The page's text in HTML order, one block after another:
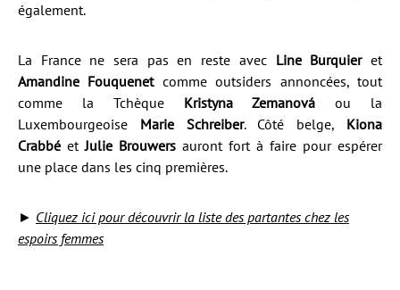
également.
La France ne sera pas en reste avec Line Burquieret
Amandine Fouquenet comme outsiders annoncées, tout
comme la Tchèque Kristyna Zemanová ou la
Luxembourgeoise Marie Schreiber. Côté belge, Kiona
Crabbé etJulie Brouwers auront fort à faire pour espérer
une place dans les cinq premières.
► Cliquez ici pour découvrir la liste des partantes chez les
espoirs femmes